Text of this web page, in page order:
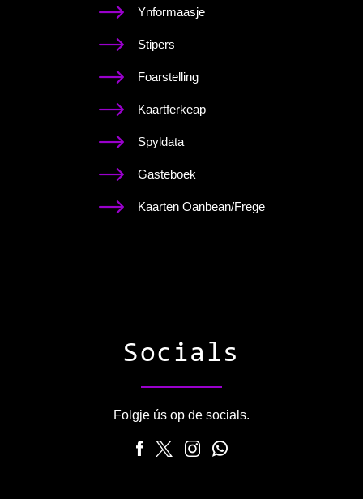
Ynformaasje
Stipers
Foarstelling
Kaartferkeap
Spyldata
Gasteboek
Kaarten Oanbean/Frege
Socials
Folgje ús op de socials.